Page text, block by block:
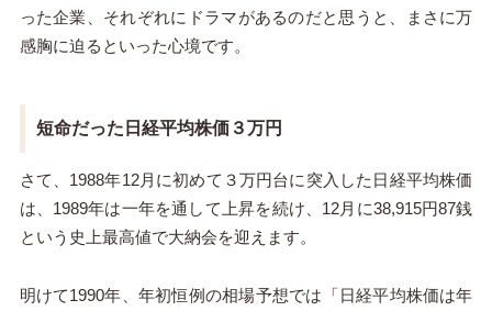
った企業、それぞれにドラマがあるのだと思うと、まさに万
感胸に迫るといった心境です。
短命だった日経平均株価３万円
さて、1988年12月に初めて３万円台に突入した日経平均株価
は、1989年は一年を通して上昇を続け、12月に38,915円87銭
という史上最高値で大納会を迎えます。
明けて1990年、年初恒例の相場予想では「日経平均株価は年